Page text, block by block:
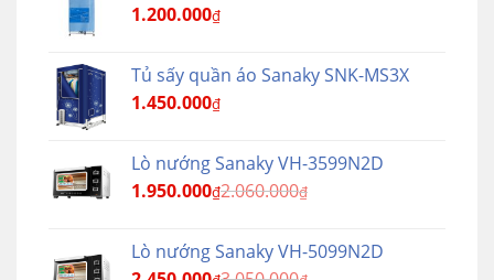
1.200.000₫
Tủ sấy quần áo Sanaky SNK-MS3X
1.450.000₫
Lò nướng Sanaky VH-3599N2D
1.950.000₫2.060.000₫
Lò nướng Sanaky VH-5099N2D